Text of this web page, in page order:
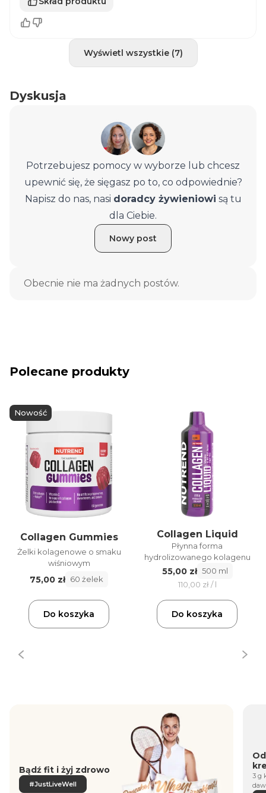
Wyświetl wszystkie (7)
Dyskusja
Potrzebujesz pomocy w wyborze lub chcesz
upewnić się, że sięgasz po to, co odpowiednie?
Napisz do nas, nasi doradcy żywieniowi są tu
dla Ciebie.
Nowy post
Obecnie nie ma żadnych postów.
Polecane produkty
Nowość
Collagen Gummies
Żelki kolagenowe o smaku
wiśniowym
75,00 zł 60 żelek
Do koszyka
Collagen Liquid
Płynna forma
hydrolizowanego kolagenu
55,00 zł 500 ml
110,00 zł / l
Do koszyka
Bądź fit i żyj zdrowo
#JustLiveWell
3 g